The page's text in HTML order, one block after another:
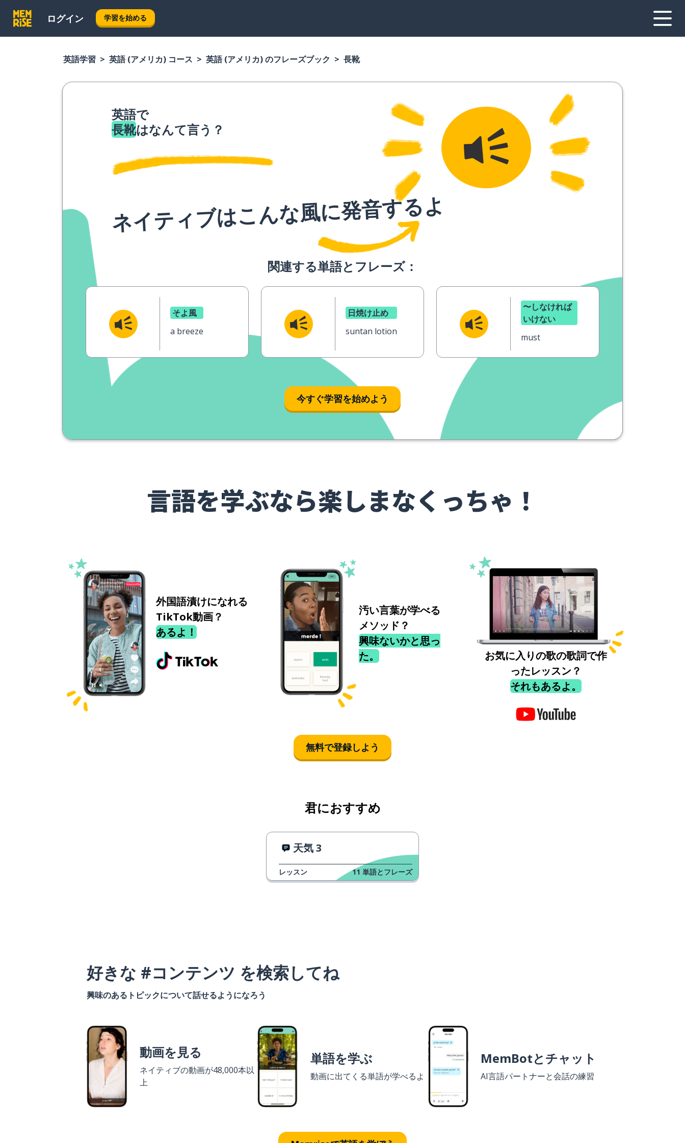
ログイン 学習を始める
英語学習 英語 (アメリカ) コース 英語 (アメリカ) のフレーズブック 長靴
英語で
長靴はなんて言う？
ネイティブはこんな風に発音するよ
関連する単語とフレーズ：
そよ風
a breeze
日焼け止め
suntan lotion
〜しなければ
いけない
must
今すぐ学習を始めよう
言語を学ぶなら楽しまなくっちゃ！
外国語漬けになれる
TikTok動画？
あるよ！
汚い言葉が学べる
メソッド？
興味ないかと思っ
た。
お気に入りの歌の歌詞で作
ったレッスン？
それもあるよ。
無料で登録しよう
君におすすめ
天気 3
レッスン 11 単語とフレーズ
好きな #コンテンツ を検索してね
興味のあるトピックについて話せるようになろう
動画を見る
ネイティブの動画が48,000本以
上
単語を学ぶ
動画に出てくる単語が学べるよ
MemBotとチャット
AI言語パートナーと会話の練習